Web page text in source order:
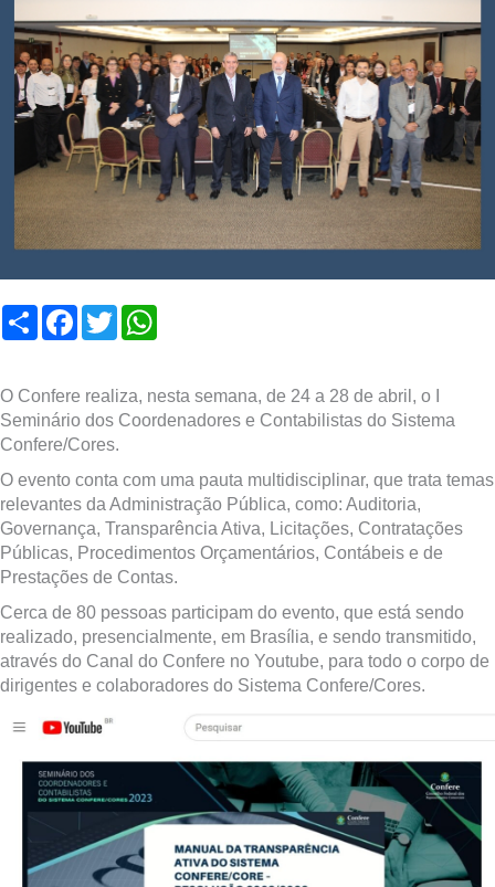
Compartilhar
Facebook
Twitter
O Confere realiza, nesta semana, de 24 a 28 de abril, o I
Seminário dos Coordenadores e Contabilistas do Sistema
Confere/Cores.
O evento conta com uma pauta multidisciplinar, que trata temas
relevantes da Administração Pública, como: Auditoria,
Governança, Transparência Ativa, Licitações, Contratações
Públicas, Procedimentos Orçamentários, Contábeis e de
Prestações de Contas.
Cerca de 80 pessoas participam do evento, que está sendo
realizado, presencialmente, em Brasília, e sendo transmitido,
através do Canal do Confere no Youtube, para todo o corpo de
dirigentes e colaboradores do Sistema Confere/Cores.